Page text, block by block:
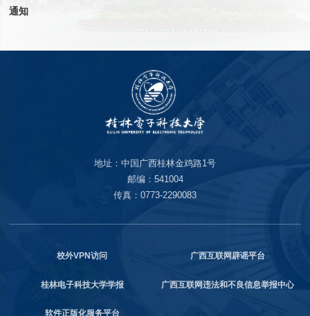
通知
地址：中国广西桂林金鸡路1号
邮编：541004
传真：0773-2290083
校外VPN访问 广西互联网辟谣平台
桂林电子科技大学学报 广西互联网违法和不良信息举报中心
软件正版化服务平台